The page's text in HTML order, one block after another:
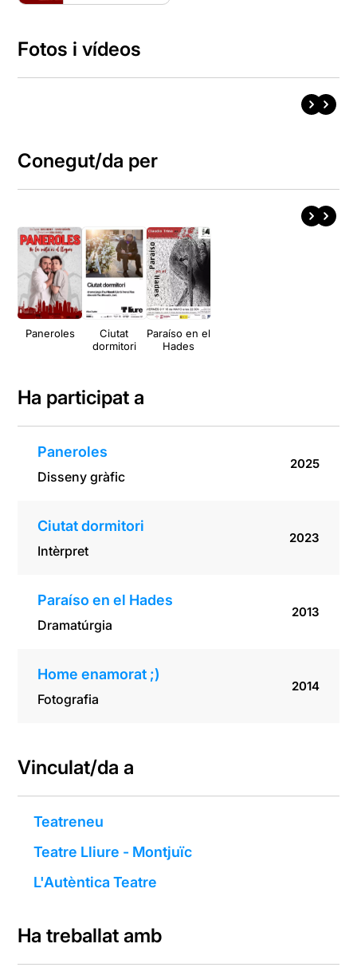
Fotos i vídeos
Conegut/da per
Paneroles
Ciutat
dormitori
Paraíso en el
Hades
Ha participat a
Paneroles
Disseny gràfic
2025
Ciutat dormitori
Intèrpret
2023
Paraíso en el Hades
Dramatúrgia
2013
Home enamorat ;)
Fotografia
2014
Vinculat/da a
Teatreneu
Teatre Lliure - Montjuïc
L'Autèntica Teatre
Ha treballat amb